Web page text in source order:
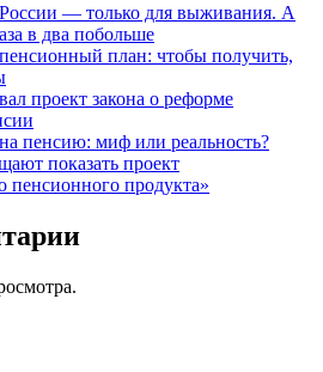
— только для выживания. А
в два побольше
план: чтобы получить,
проект закона о реформе
пенсию: миф или реальность?
показать проект
пенсионного продукта»